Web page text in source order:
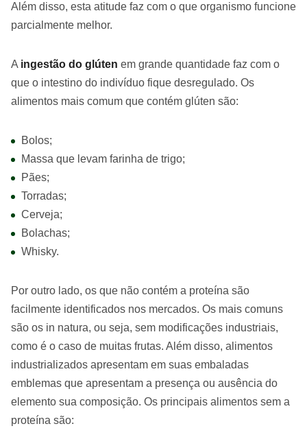
Além disso, esta atitude faz com o que organismo funcione
parcialmente melhor.
A ingestão do glúten em grande quantidade faz com o
que o intestino do indivíduo fique desregulado. Os
alimentos mais comum que contém glúten são:
Bolos;
Massa que levam farinha de trigo;
Pães;
Torradas;
Cerveja;
Bolachas;
Whisky.
Por outro lado, os que não contém a proteína são
facilmente identificados nos mercados. Os mais comuns
são os in natura, ou seja, sem modificações industriais,
como é o caso de muitas frutas. Além disso, alimentos
industrializados apresentam em suas embaladas
emblemas que apresentam a presença ou ausência do
elemento sua composição. Os principais alimentos sem a
proteína são: